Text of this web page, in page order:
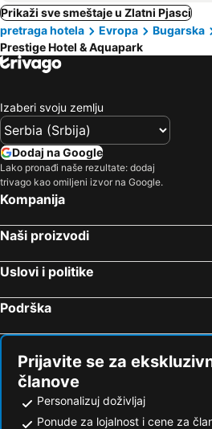
Prikaži sve smeštaje u Zlatni Pjasci
pretraga hotela
Evropa Bugarska
Prestige Hotel & Aquapark
Izaberi svoju zemlju
Dodaj na Google
Lako pronađi naše rezultate: dodaj
trivago kao omiljeni izvor na Google.
Kompanija
Naši proizvodi
Uslovi i politike
Podrška
Prijavite se za
članove
Personalizuj doživljaj
Ponude za lojalnost i cene za